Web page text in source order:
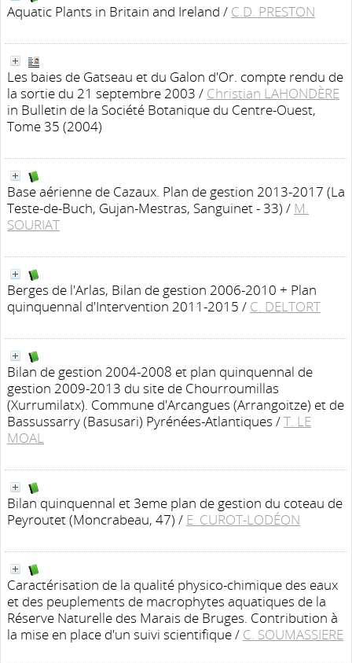
Aquatic Plants in Britain and Ireland / C.D. PRESTON
Les baies de Gatseau et du Galon d'Or. compte rendu de
la sortie du 21 septembre 2003 / Christian LAHONDÈRE
in Bulletin de la Société Botanique du Centre-Ouest,
Tome 35 (2004)
Base aérienne de Cazaux. Plan de gestion 2013-2017 (La
Teste-de-Buch, Gujan-Mestras, Sanguinet - 33) / M.
SOURIAT
Berges de l'Arlas, Bilan de gestion 2006-2010 + Plan
quinquennal d'Intervention 2011-2015 / C. DELTORT
Bilan de gestion 2004-2008 et plan quinquennal de
gestion 2009-2013 du site de Chourroumillas
(Xurrumilatx). Commune d'Arcangues (Arrangoitze) et de
Bassussarry (Basusari) Pyrénées-Atlantiques /T. LE
MOAL
Bilan quinquennal et 3eme plan de gestion du coteau de
Peyroutet (Moncrabeau, 47) / E. CUROT-LODÉON
Caractérisation de la qualité physico-chimique des eaux
et des peuplements de macrophytes aquatiques de la
Réserve Naturelle des Marais de Bruges. Contribution à
la mise en place d'un suivi scientifique/ C. SOUMASSIERE